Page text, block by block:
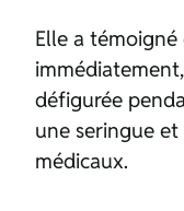
Elle a témoigné
défigurée
une seringue et
médicaux.